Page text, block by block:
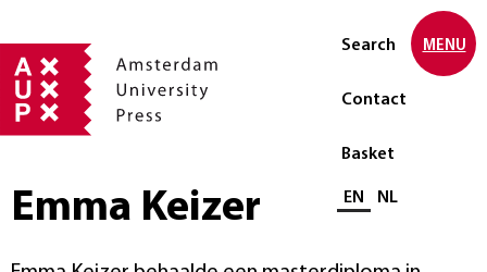
Search
Contact
Basket
Select language
EN NL
MENU
Emma Keizer